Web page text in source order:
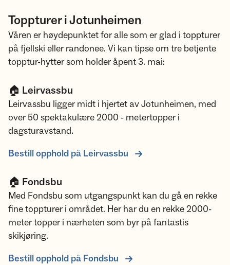
Toppturer i Jotunheimen
Våren er høydepunktet for alle som er glad i toppturer
på fjellski eller randonee. Vi kan tipse om tre betjente
topptur-hytter som holder åpent 3. mai:
🏠 Leirvassbu
Leirvassbu ligger midt i hjertet av Jotunheimen, med
over 50 spektakulære 2000 - metertopper i
dagsturavstand.
Bestill opphold på Leirvassbu
🏠 Fondsbu
Med Fondsbu som utgangspunkt kan du gå en rekke
fine toppturer i området. Her har du en rekke 2000-
meter topper i nærheten som byr på fantastis
skikjøring.
Bestill opphold på Fondsbu